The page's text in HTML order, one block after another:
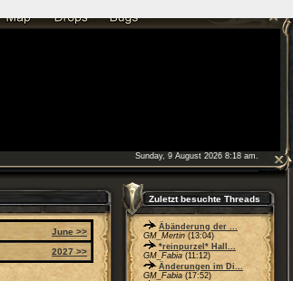
Sunday, 9 August 2026 8:18 am.
June >>
2027 >>
Zuletzt besuchte Threads
Äbänderung der ...
GM_Mertin (13:04)
*reinpurzel* Hall...
GM_Fabia (11:12)
Änderungen im Di...
GM_Fabia (17:52)